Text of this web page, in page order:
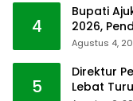
4
Bupati
2026,
Agustus 4,
5
Direktur
Lebat